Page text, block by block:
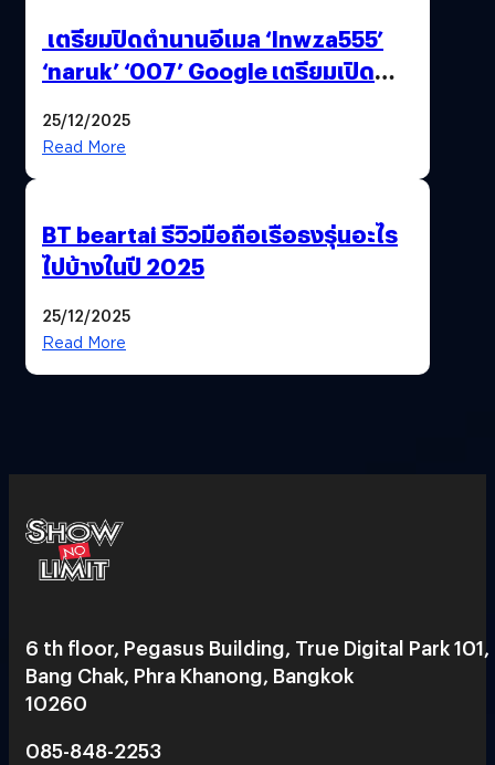
เตรียมปิดตำนานอีเมล ‘lnwza555’
‘naruk’ ‘007’ Google เตรียมเปิด
25/12/2025
Read More
BT beartai รีวิวมือถือเรือธงรุ่นอะไร
ไปบ้างในปี 2025
25/12/2025
Read More
6 th floor, Pegasus Building, True Digital Park 101,
Bang Chak, Phra Khanong, Bangkok
10260
085-848-2253